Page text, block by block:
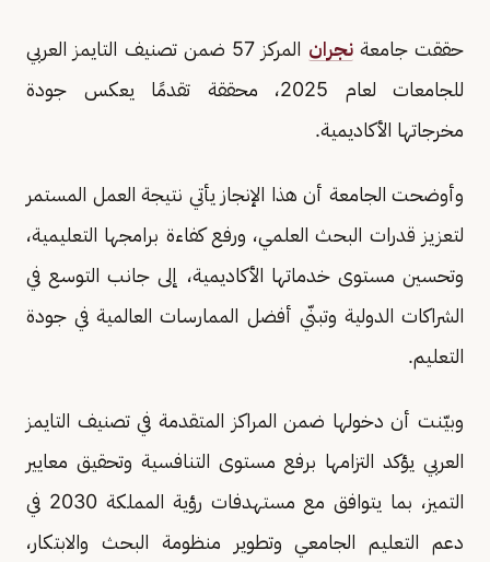
حققت جامعةنجران
المركز 57 ضمن تصنيف التايمز العربي
للجامعات لعام 2025، محققة تقدمًا يعكس جودة
مخرجاتها الأكاديمية.
وأوضحت الجامعة أن هذا الإنجاز يأتي نتيجة العمل المستمر
لتعزيز قدرات البحث العلمي، ورفع كفاءة برامجها التعليمية،
وتحسين مستوى خدماتها الأكاديمية، إلى جانب التوسع في
الشراكات الدولية وتبنّي أفضل الممارسات العالمية في جودة
التعليم.
وبيّنت أن دخولها ضمن المراكز المتقدمة في تصنيف التايمز
العربي يؤكد التزامها برفع مستوى التنافسية وتحقيق معايير
التميز، بما يتوافق مع مستهدفات رؤية المملكة 2030 في
دعم التعليم الجامعي وتطوير منظومة البحث والابتكار،